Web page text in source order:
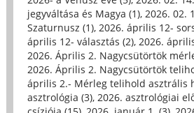
jegyváltása és Magya (1), 2026. 02.
Szaturnusz (1), 2026. április 12-
április 12- választás (2), 2026.
2026. Április 2. Nagycsütörtök
2026. Április 2. Nagycsütörtök
április 2.- Mérleg telihold asztrális
asztrológia (3), 2026. asztrológiai